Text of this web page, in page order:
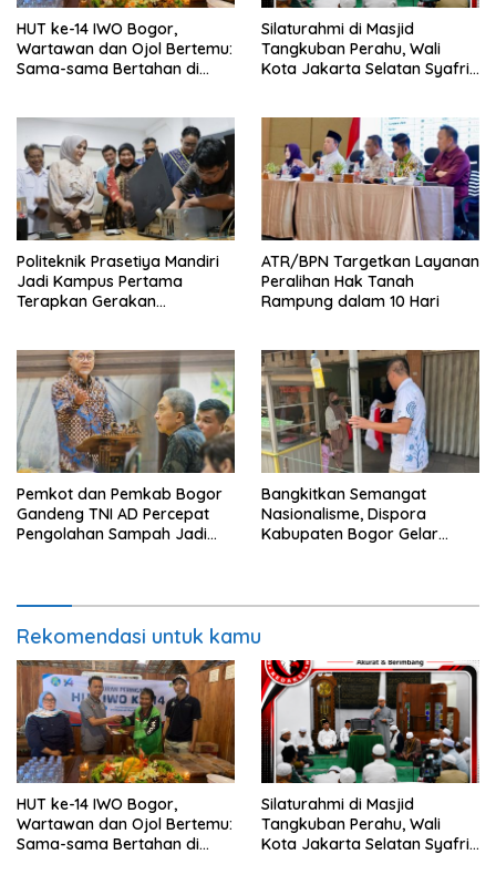
HUT ke-14 IWO Bogor,
Wartawan dan Ojol Bertemu:
Sama-sama Bertahan di
Silaturahmi di Masjid
Tangkuban Perahu, Wali
Kota Jakarta Selatan Syafrin
Politeknik Prasetiya Mandiri
Jadi Kampus Pertama
Terapkan Gerakan
ATR/BPN Targetkan Layanan
Peralihan Hak Tanah
Rampung dalam 10 Hari
Pemkot dan Pemkab Bogor
Gandeng TNI AD Percepat
Pengolahan Sampah Jadi
Bangkitkan Semangat
Nasionalisme, Dispora
Kabupaten Bogor Gelar
Rekomendasi untuk kamu
HUT ke-14 IWO Bogor,
Wartawan dan Ojol Bertemu:
Sama-sama Bertahan di
Silaturahmi di Masjid
Tangkuban Perahu, Wali
Kota Jakarta Selatan Syafrin